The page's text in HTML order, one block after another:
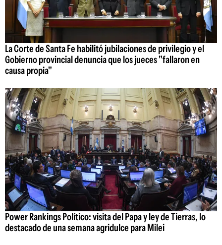
La Corte de Santa Fe habilitó jubilaciones de privilegio y el
Gobierno provincial denuncia que los jueces "fallaron en
causa propia"
Power Rankings Político: visita del Papa y ley de Tierras, lo
destacado de una semana agridulce para Milei